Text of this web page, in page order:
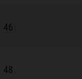
46
48